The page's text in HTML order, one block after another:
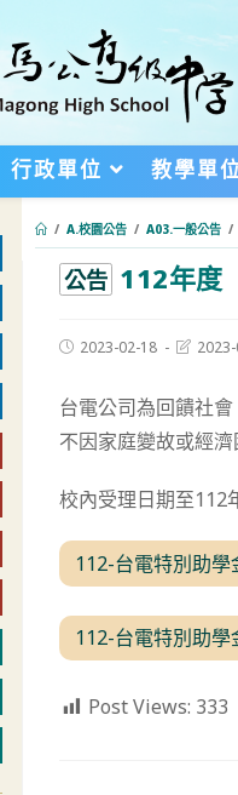
行政單位 教學單
/ A.校園公告 / A03.一般公告 /
公告 112年度
Post2023-02-18
Post
台電公司為回饋社
不因家庭變故或經
校內受理日期至112
112-台電特別助學
112-台電特別助學
Post Views: 333